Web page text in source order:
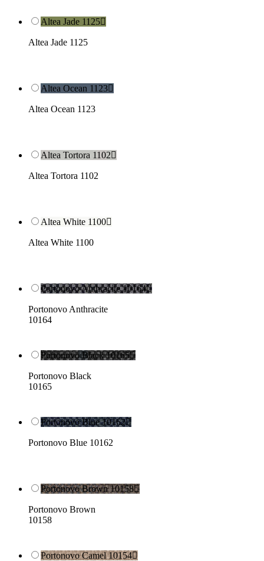
Altea Jade 1125
Altea Jade 1125
Altea Ocean 1123
Altea Ocean 1123
Altea Tortora 1102
Altea Tortora 1102
Altea White 1100
Altea White 1100
Portonovo Anthracite 10164
Portonovo Anthracite
10164
Portonovo Black 10165
Portonovo Black
10165
Portonovo Blue 10162
Portonovo Blue 10162
Portonovo Brown 10158
Portonovo Brown
10158
Portonovo Camel 10154